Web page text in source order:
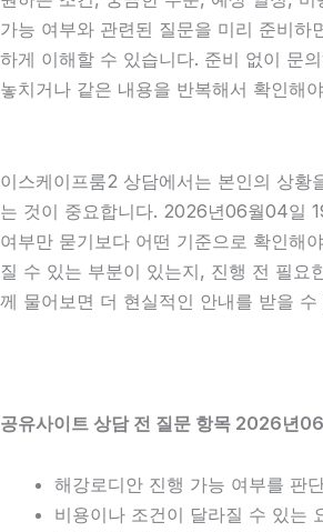
가능 여부와 관련된 질문을 미리 준비하
하게 이해할 수 있습니다. 준비 없이 문
놓치거나 같은 내용을 반복해서 확인해
이스케이프룸2 상담에서는 본인의 상황
는 것이 중요합니다. 2026년06월04일
여부만 묻기보다 어떤 기준으로 확인해
질 수 있는 부분이 있는지, 진행 전 필요
께 물어보면 더 현실적인 안내를 받을 수
공유사이트 상담 전 질문 항목 2026년
해강로디안 진행 가능 여부를 판
비용이나 조건이 달라질 수 있는